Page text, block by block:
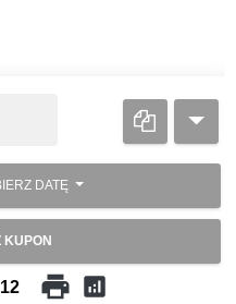
DATĘ
KUPON
print analytics